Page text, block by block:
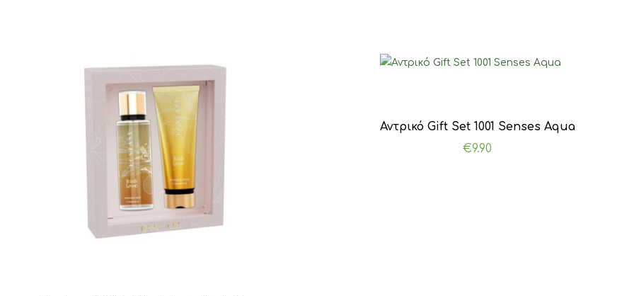
Αντρικό Gift Set 1001 Senses Aqua
€9.90